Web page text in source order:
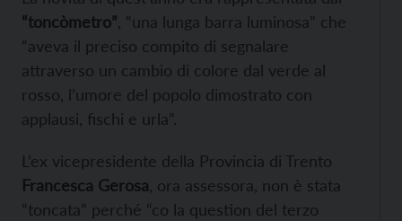
“toncòmetro” , “una lunga barra luminosa” che
“aveva il preciso compito di segnalare
attraverso un cambio di colore dal verde al
rosso, l’umore del popolo dimostrato con
applausi, fischi e urla”.
L’ex vicepresidente della Provincia di Trento
Francesca Gerosa , ora assessora, non è stata
“toncata” perché “co la question del terzo